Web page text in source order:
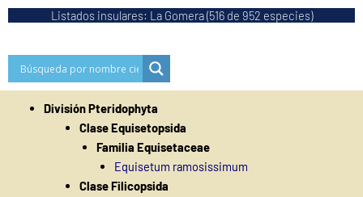
Listados insulares: La Gomera (516 de 952 especies)
División Pteridophyta
Clase Equisetopsida
Familia Equisetaceae
Equisetum ramosissimum
Clase Filicopsida